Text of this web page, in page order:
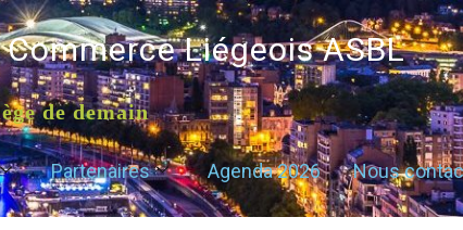
Liégeois ASBL
de demain
Partenaires Agenda 2026 Nous